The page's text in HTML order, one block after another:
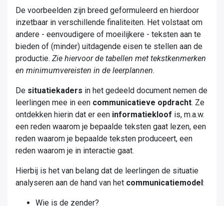
De voorbeelden zijn breed geformuleerd en hierdoor
inzetbaar in verschillende finaliteiten. Het volstaat om
andere - eenvoudigere of moeilijkere - teksten aan te
bieden of (minder) uitdagende eisen te stellen aan de
productie.​ Zie hiervoor de tabellen met tekstkenmerken
en minimumvereisten in de leerplannen.
De situatiekaders in het gedeeld document nemen de
leerlingen mee in een communicatieve opdracht. Ze
ontdekken hierin dat er een informatiekloof is, m.a.w.
een reden waarom je bepaalde teksten gaat lezen, een
reden waarom je bepaalde teksten produceert, een
reden waarom je in interactie gaat. ​
Hierbij is het van belang dat de leerlingen de situatie
analyseren aan de hand van het communicatiemodel:​
Wie is de zender?